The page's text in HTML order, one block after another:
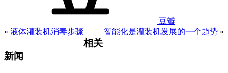
豆瓣
« 液体灌装机消毒步骤 智能化是灌装机发展的一个趋势 »
相关
新闻